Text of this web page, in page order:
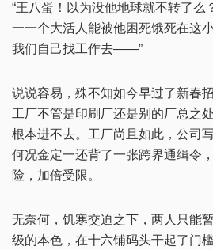
“王八蛋！以为没他地球就不转了么
一一个大活人能被他困死饿死在这
我们自己找工作去——”
说说容易，殊不知如今早过了新春
工厂不管是印刷厂还是别的厂总之
根本进不去。工厂尚且如此，公司
何况金定一还背了一张跨界通缉令
险，加倍受限。
无奈何，饥寒交迫之下，两人只能
级的本色，在十六铺码头干起了门